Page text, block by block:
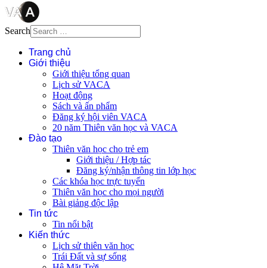
Search
Trang chủ
Giới thiệu
Giới thiệu tổng quan
Lịch sử VACA
Hoạt động
Sách và ấn phẩm
Đăng ký hội viên VACA
20 năm Thiên văn học và VACA
Đào tạo
Thiên văn học cho trẻ em
Giới thiệu / Hợp tác
Đăng ký/nhận thông tin lớp học
Các khóa học trực tuyến
Thiên văn học cho mọi người
Bài giảng độc lập
Tin tức
Tin nổi bật
Kiến thức
Lịch sử thiên văn học
Trái Đất và sự sống